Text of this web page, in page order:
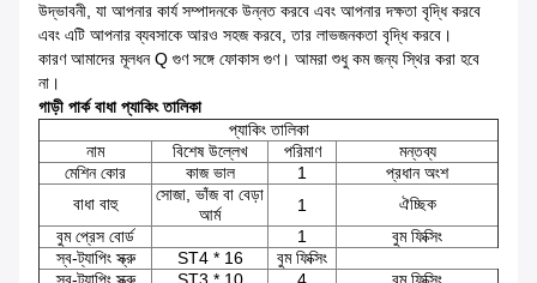
উদ্ভাবনী, যা আপনার কার্য সম্পাদনকে উন্নত করবে এবং আপনার দক্ষতা বৃদ্ধি করবে
এবং এটি আপনার ব্যবসাকে আরও সহজ করবে, তার লাভজনকতা বৃদ্ধি করবে।
কারণ আমাদের মূলধন Q গুণ সঙ্গে ফোকাস গুণ। আমরা শুধু কম জন্য স্থির করা হবে
না।
গাড়ী পার্ক বাধা প্যাকিং তালিকা
প্যাকিং তালিকা
নাম
বিশেষ উল্লেখ পরিমাণ
মন্তব্য
মেশিন কোর
কাজ ভাল 1
প্রধান অংশ
বাধা বাহু
সোজা, ভাঁজ বা বেড়া
আর্ম
1
ঐচ্ছিক
বুম প্রেস বোর্ড
1
বুম ফিক্সিং
স্ব-ট্যাপিং স্ক্রু
ST4 * 16
বুম ফিক্সিং